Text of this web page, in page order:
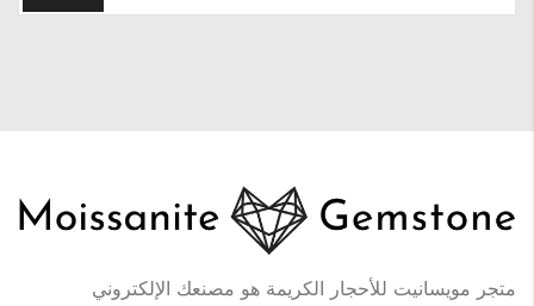
متجر مويسانيت للأحجار الكريمة هو مصنعك الإلكتروني